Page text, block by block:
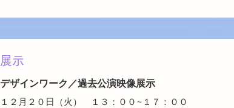
展示
デザインワーク／過去公演映像展示
１２月２０日（火） １３：００~１７：００